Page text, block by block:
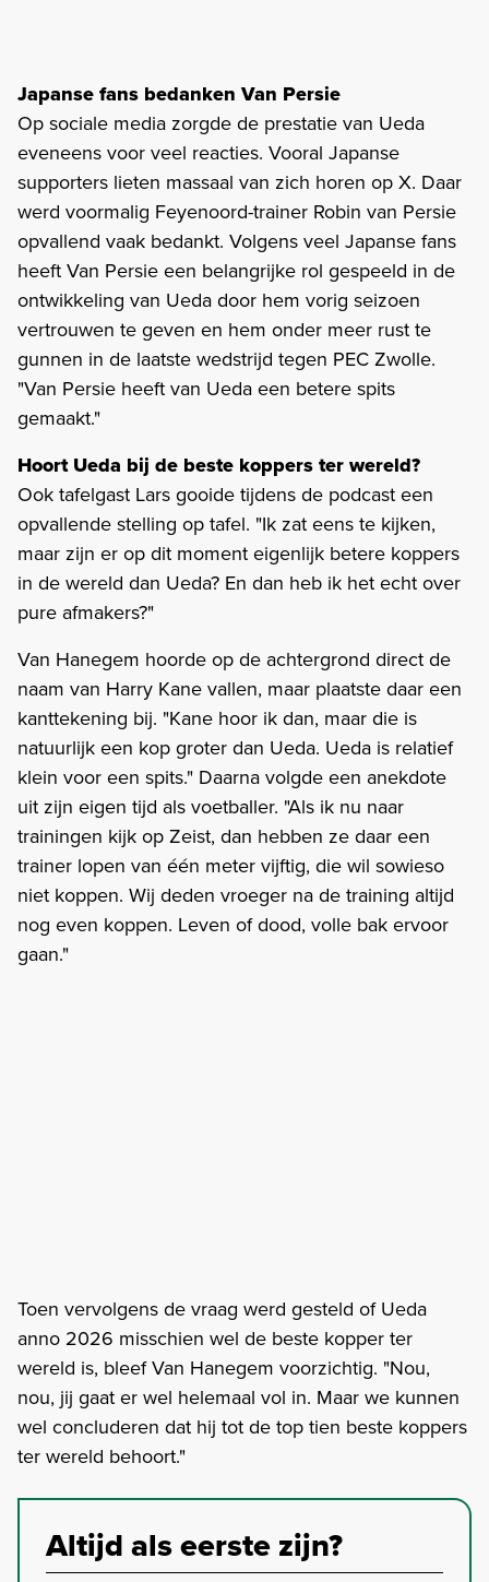
Japanse fans bedanken Van Persie
Op sociale media zorgde de prestatie van Ueda
eveneens voor veel reacties. Vooral Japanse
supporters lieten massaal van zich horen op X. Daar
werd voormalig Feyenoord-trainer Robin van Persie
opvallend vaak bedankt. Volgens veel Japanse fans
heeft Van Persie een belangrijke rol gespeeld in de
ontwikkeling van Ueda door hem vorig seizoen
vertrouwen te geven en hem onder meer rust te
gunnen in de laatste wedstrijd tegen PEC Zwolle.
"Van Persie heeft van Ueda een betere spits
gemaakt."
Hoort Ueda bij de beste koppers ter wereld?
Ook tafelgast Lars gooide tijdens de podcast een
opvallende stelling op tafel. "Ik zat eens te kijken,
maar zijn er op dit moment eigenlijk betere koppers
in de wereld dan Ueda? En dan heb ik het echt over
pure afmakers?"
Van Hanegem hoorde op de achtergrond direct de
naam van Harry Kane vallen, maar plaatste daar een
kanttekening bij. "Kane hoor ik dan, maar die is
natuurlijk een kop groter dan Ueda. Ueda is relatief
klein voor een spits." Daarna volgde een anekdote
uit zijn eigen tijd als voetballer. "Als ik nu naar
trainingen kijk op Zeist, dan hebben ze daar een
trainer lopen van één meter vijftig, die wil sowieso
niet koppen. Wij deden vroeger na de training altijd
nog even koppen. Leven of dood, volle bak ervoor
gaan."
Toen vervolgens de vraag werd gesteld of Ueda
anno 2026 misschien wel de beste kopper ter
wereld is, bleef Van Hanegem voorzichtig. "Nou,
nou, jij gaat er wel helemaal vol in. Maar we kunnen
wel concluderen dat hij tot de top tien beste koppers
ter wereld behoort."
Altijd als eerste zijn?